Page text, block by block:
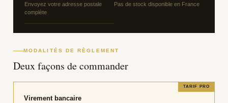
Envoyez votre adresse postale
complète
Pas de stock disponible en France
MODALITÉS DE RÈGLEMENT
Deux façons de commander
TARIF PRO
Virement bancaire